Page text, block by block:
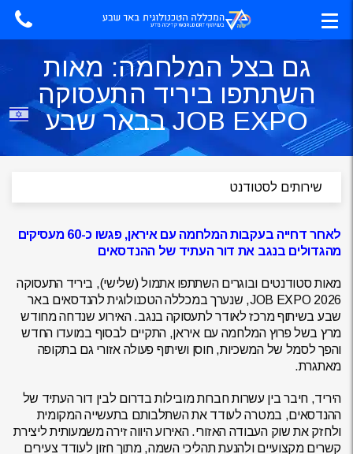
גם בצל המלחמה: מאות
השתתפו ביריד התעסוקה
JOB EXPO בבאר שבע
לאחר דחייה בעקבות המלחמה עם איראן, פגשו כ-60 מעסיקים
מהגדולים בנגב את דור העתיד של ההנדסאים
מאות סטודנטים ובוגרים השתתפו אתמול (שלישי), ביריד התעסוקה
JOB EXPO 2026, שנערך במכללה הטכנולוגית להנדסאים באר
שבע בשיתוף מרכז לאודר לתעסוקה בנגב. האירוע שנדחה מחודש
מרץ בשל פרוץ המלחמה עם איראן, התקיים לבסוף במועדו החדש
והפך לסמל של המשכיות, חוסן ושיתוף פעולה אזורי גם בתקופה
מאתגרת.
היריד, חיבר בין עשרות חברות מובילות בדרום לבין דור העתיד של
ההנדסאים, במטרה לעודד את השתלבותם בתעשייה המקומית
ולחזק את שוק העבודה האזורי. האירוע היווה זירה משמעותית ליצירת
קשרים מקצועיים ולהנעת תהליכי השמה, מתוך חזון לעודד צעירים